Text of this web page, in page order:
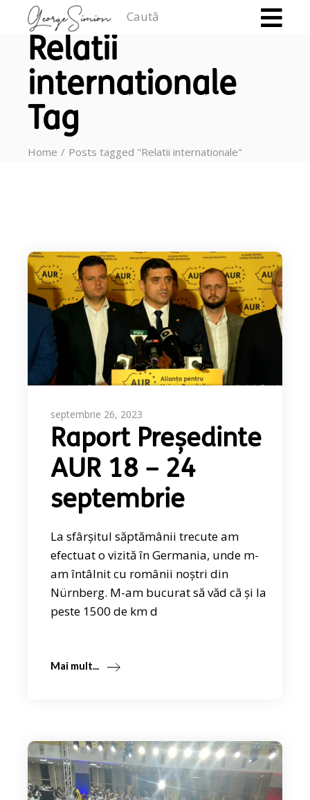
Relatii
internationale
Tag
Home Posts tagged "Relatii internationale"
septembrie 26, 2023
Raport Președinte
AUR 18 – 24
septembrie
La sfârșitul săptămânii trecute am
efectuat o vizită în Germania, unde m-
am întâlnit cu românii noștri din
Nürnberg. M-am bucurat să văd că și la
peste 1500 de km d
Mai mult...